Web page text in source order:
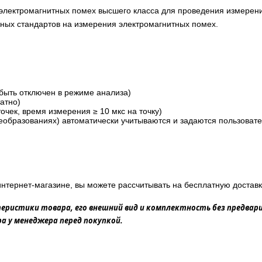
помех высшего класса для проведения
стандартов на измерения электромагнитных помех.
отключен в режиме анализа)
время измерения ≥ 10 мкс на точку)
автоматически учитываются и задаются
магазине, вы можете рассчитывать на бесплатную
товара, его внешний вид и комплектность без
менеджера перед покупкой.